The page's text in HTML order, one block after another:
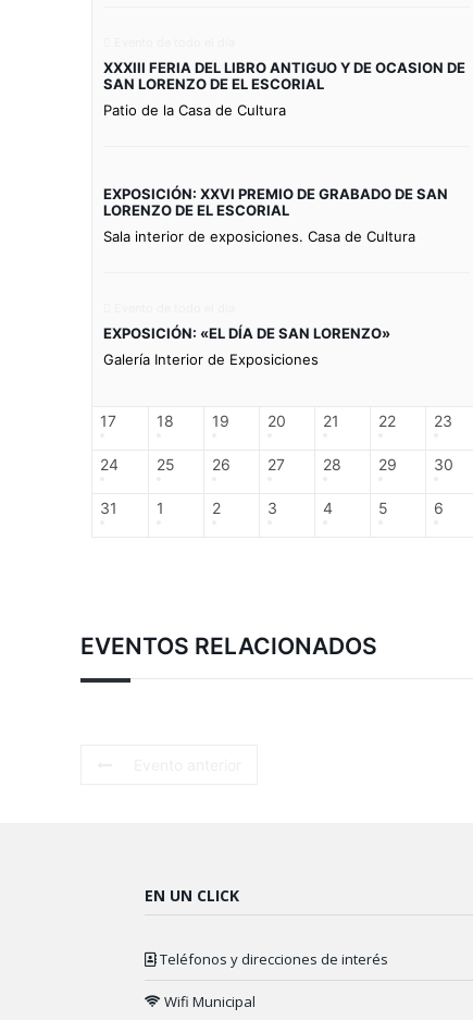
XXXIII FERIA DEL LIBRO ANTIGUO Y DE OCASION DE
SAN LORENZO DE EL ESCORIAL
Patio de la Casa de Cultura
EXPOSICIÓN: XXVI PREMIO DE GRABADO DE SAN
LORENZO DE EL ESCORIAL
Sala interior de exposiciones. Casa de Cultura
EXPOSICIÓN: «EL DÍA DE SAN LORENZO»
Galería Interior de Exposiciones
17 18 19 20 21 22 23
24 25 26 27 28 29 30
31 1 2 3 4 5 6
EVENTOS RELACIONADOS
EN UN CLICK
Teléfonos y direcciones de interés
Wifi Municipal